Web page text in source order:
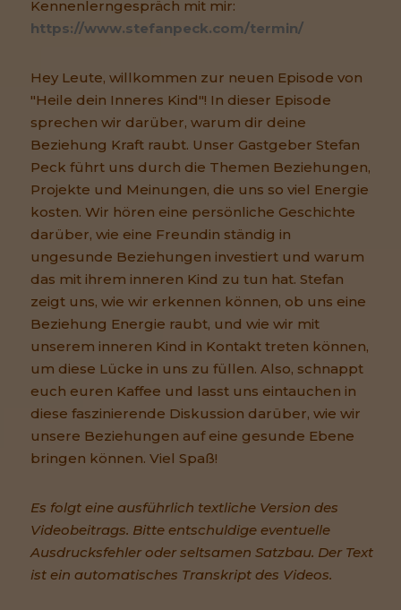
Kennenlerngespräch mit mir:
https://www.stefanpeck.com/termin/
Hey Leute, willkommen zur neuen Episode von
"Heile dein Inneres Kind"! In dieser Episode
sprechen wir darüber, warum dir deine
Beziehung Kraft raubt. Unser Gastgeber Stefan
Peck führt uns durch die Themen Beziehungen,
Projekte und Meinungen, die uns so viel Energie
kosten. Wir hören eine persönliche Geschichte
darüber, wie eine Freundin ständig in
ungesunde Beziehungen investiert und warum
das mit ihrem inneren Kind zu tun hat. Stefan
zeigt uns, wie wir erkennen können, ob uns eine
Beziehung Energie raubt, und wie wir mit
unserem inneren Kind in Kontakt treten können,
um diese Lücke in uns zu füllen. Also, schnappt
euch euren Kaffee und lasst uns eintauchen in
diese faszinierende Diskussion darüber, wie wir
unsere Beziehungen auf eine gesunde Ebene
bringen können. Viel Spaß!
Es folgt eine ausführlich textliche Version des
Videobeitrags. Bitte entschuldige eventuelle
Ausdrucksfehler oder seltsamen Satzbau. Der Text
ist ein automatisches Transkript des Videos.